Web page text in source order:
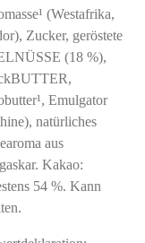
(Westafrika,
Zucker, geröstete
(18 %),
Emulgator
natürliches
aus
Kakao:
54 %. Kann